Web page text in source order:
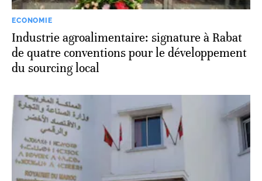
ECONOMIE
Industrie agroalimentaire: signature à Rabat
de quatre conventions pour le développement
du sourcing local